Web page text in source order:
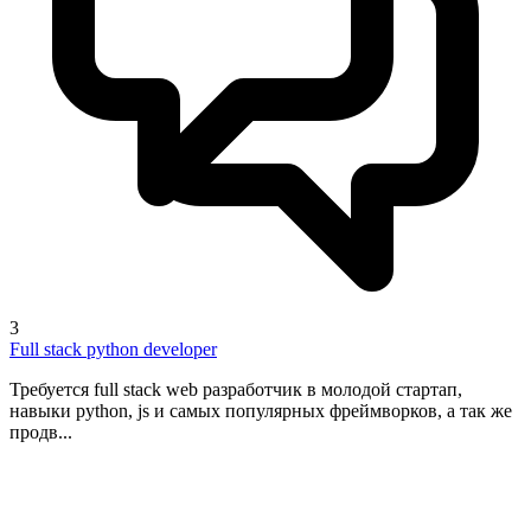
3
Full stack python developer
Требуется full stack web разработчик в молодой стартап,
навыки python, js и самых популярных фреймворков, а так же
продв...